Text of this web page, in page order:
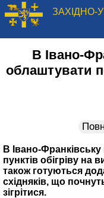
ЗАХІДНО-
В Івано-
облаштувати
В Івано-
пунктів обігріву на
також готуються
східняків, що
зігрітися.